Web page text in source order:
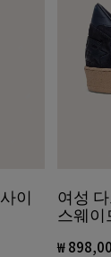
이 여성
스웨이
₩